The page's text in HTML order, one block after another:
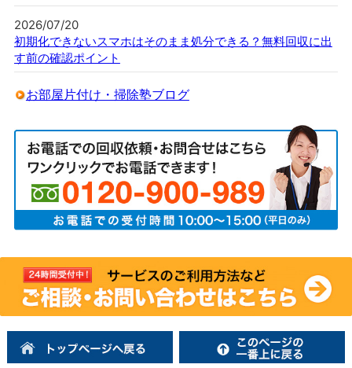
2026/07/20
初期化できないスマホはそのまま処分できる？無料回収に出
す前の確認ポイント
お部屋片付け・掃除塾ブログ